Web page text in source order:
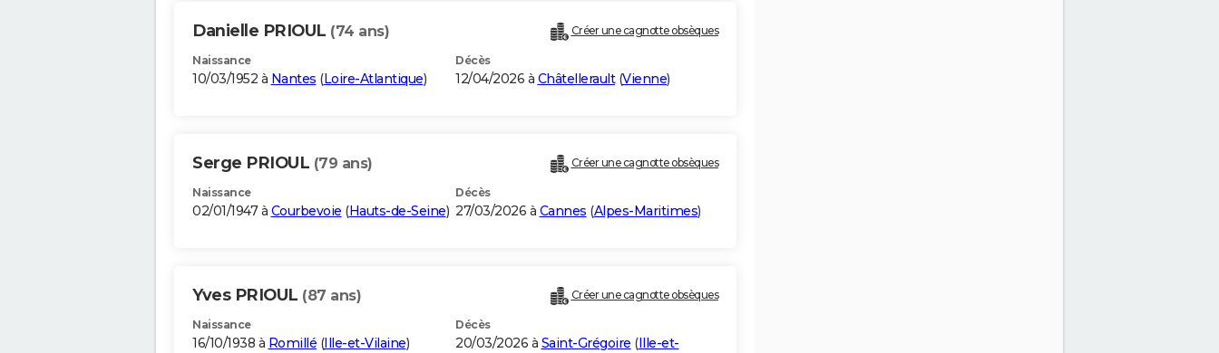
Danielle PRIOUL (74 ans) Créer une cagnotte obsèques
Naissance
10/03/1952 à Nantes (Loire-Atlantique)
Décès
12/04/2026 à Châtellerault(Vienne)
Serge PRIOUL (79 ans) Créer une cagnotte obsèques
Naissance
02/01/1947 à Courbevoie (Hauts-de-Seine)
Décès
27/03/2026 à Cannes (Alpes-Maritimes)
Yves PRIOUL (87 ans) Créer une cagnotte obsèques
Naissance
16/10/1938 à Romillé (Ille-et-Vilaine)
Décès
20/03/2026 à Saint-Grégoire (Ille-et-